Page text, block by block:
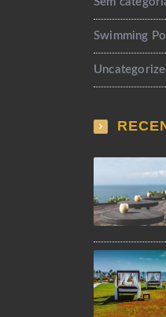
Swimming